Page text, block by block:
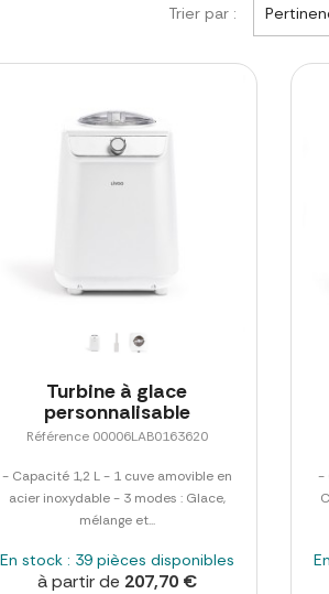
Trier par :
Turbine à glace
personnalisable
Référence 00006LAB0163620
- Capacité 1,2 L - 1 cuve amovible en
acier inoxydable - 3 modes : Glace,
mélange et...
En stock : 39 pièces disponibles
à partir de 207,70 €
-